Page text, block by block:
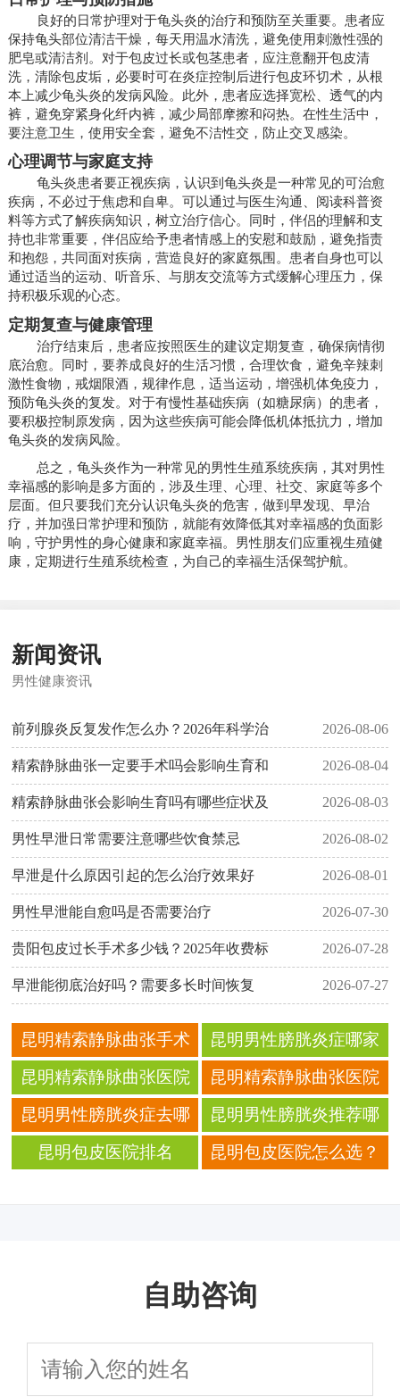
良好的日常护理对于龟头炎的治疗和预防至关重要。患者应
保持龟头部位清洁干燥，每天用温水清洗，避免使用刺激性强的
肥皂或清洁剂。对于包皮过长或包茎患者，应注意翻开包皮清
洗，清除包皮垢，必要时可在炎症控制后进行包皮环切术，从根
本上减少龟头炎的发病风险。此外，患者应选择宽松、透气的内
裤，避免穿紧身化纤内裤，减少局部摩擦和闷热。在性生活中，
要注意卫生，使用安全套，避免不洁性交，防止交叉感染。
心理调节与家庭支持
龟头炎患者要正视疾病，认识到龟头炎是一种常见的可治愈
疾病，不必过于焦虑和自卑。可以通过与医生沟通、阅读科普资
料等方式了解疾病知识，树立治疗信心。同时，伴侣的理解和支
持也非常重要，伴侣应给予患者情感上的安慰和鼓励，避免指责
和抱怨，共同面对疾病，营造良好的家庭氛围。患者自身也可以
通过适当的运动、听音乐、与朋友交流等方式缓解心理压力，保
持积极乐观的心态。
定期复查与健康管理
治疗结束后，患者应按照医生的建议定期复查，确保病情彻
底治愈。同时，要养成良好的生活习惯，合理饮食，避免辛辣刺
激性食物，戒烟限酒，规律作息，适当运动，增强机体免疫力，
预防龟头炎的复发。对于有慢性基础疾病（如糖尿病）的患者，
要积极控制原发病，因为这些疾病可能会降低机体抵抗力，增加
龟头炎的发病风险。
总之，龟头炎作为一种常见的男性生殖系统疾病，其对男性
幸福感的影响是多方面的，涉及生理、心理、社交、家庭等多个
层面。但只要我们充分认识龟头炎的危害，做到早发现、早治
疗，并加强日常护理和预防，就能有效降低其对幸福感的负面影
响，守护男性的身心健康和家庭幸福。男性朋友们应重视生殖健
康，定期进行生殖系统检查，为自己的幸福生活保驾护航。
新闻资讯
男性健康资讯
前列腺炎反复发作怎么办？2026年科学治 2026-08-06
精索静脉曲张一定要手术吗会影响生育和 2026-08-04
精索静脉曲张会影响生育吗有哪些症状及 2026-08-03
男性早泄日常需要注意哪些饮食禁忌 2026-08-02
早泄是什么原因引起的怎么治疗效果好 2026-08-01
男性早泄能自愈吗是否需要治疗 2026-07-30
贵阳包皮过长手术多少钱？2025年收费标 2026-07-28
早泄能彻底治好吗？需要多长时间恢复 2026-07-27
昆明精索静脉曲张手术
费用一览，哪家医院技
术好？
昆明男性膀胱炎症哪家
医院更擅长处理复杂膀
胱炎病例
昆明精索静脉曲张医院
排名榜：2025年口碑
好、技术强的首选医院
昆明精索静脉曲张医院
排名，这几家技术硬核
口碑好！
昆明男性膀胱炎症去哪
治疗能全面改善膀胱健
昆明男性膀胱炎推荐哪
家医院？点击查看各院
昆明包皮医院排名
昆明包皮医院怎么选？
自助咨询